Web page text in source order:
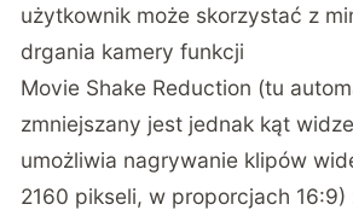
użytkownik może skorzystać z
drgania kamery funkcji
Movie Shake Reduction (tu
zmniejszany jest jednak kąt
umożliwia nagrywanie klipów
2160 pikseli, w proporcjach